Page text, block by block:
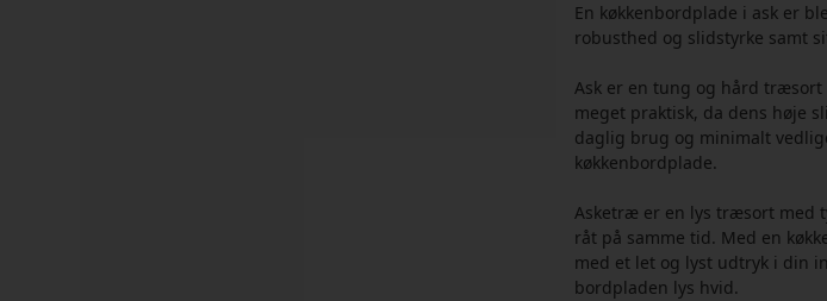
En køkkenbordplade i ask er
robusthed og slidstyrke samt
Ask er en tung og hård
meget praktisk, da dens høje
daglig brug og minimalt
køkkenbordplade.
Asketræ er en lys træsort med
råt på samme tid. Med en
med et let og lyst udtryk i din
bordpladen lys hvid.